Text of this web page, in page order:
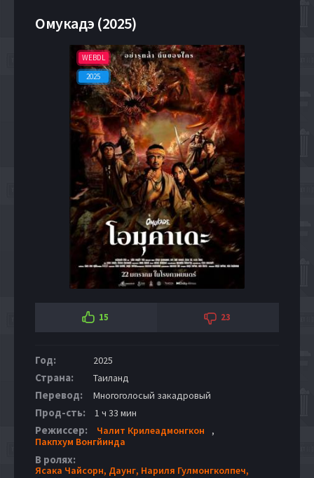
Омукадэ (2025)
WEBDL
2025
15 23
Год: 2025
Страна: Таиланд
Перевод: Многоголосый закадровый
Прод-сть: 1 ч 33 мин
Режиссер: Чалит Крилеадмонгкон
,
Пакпхум Вонгйинда
В ролях:
Ясака Чайсорн, Даунг, Нариля Гулмонгколпеч,